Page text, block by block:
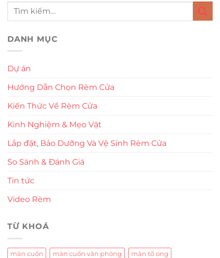
DANH MỤC
Dự án
Hướng Dẫn Chọn Rèm Cửa
Kiến Thức Về Rèm Cửa
Kinh Nghiệm & Mẹo Vặt
Lắp đặt, Bảo Dưỡng Và Vệ Sinh Rèm Cửa
So Sánh & Đánh Giá
Tin tức
Video Rèm
TỪ KHOÁ
màn cuốn màn cuốn văn phòng màn tổ ong